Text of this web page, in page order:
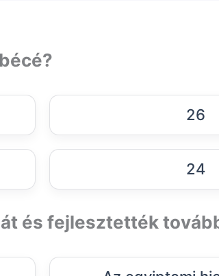
26
24
és fejlesztették